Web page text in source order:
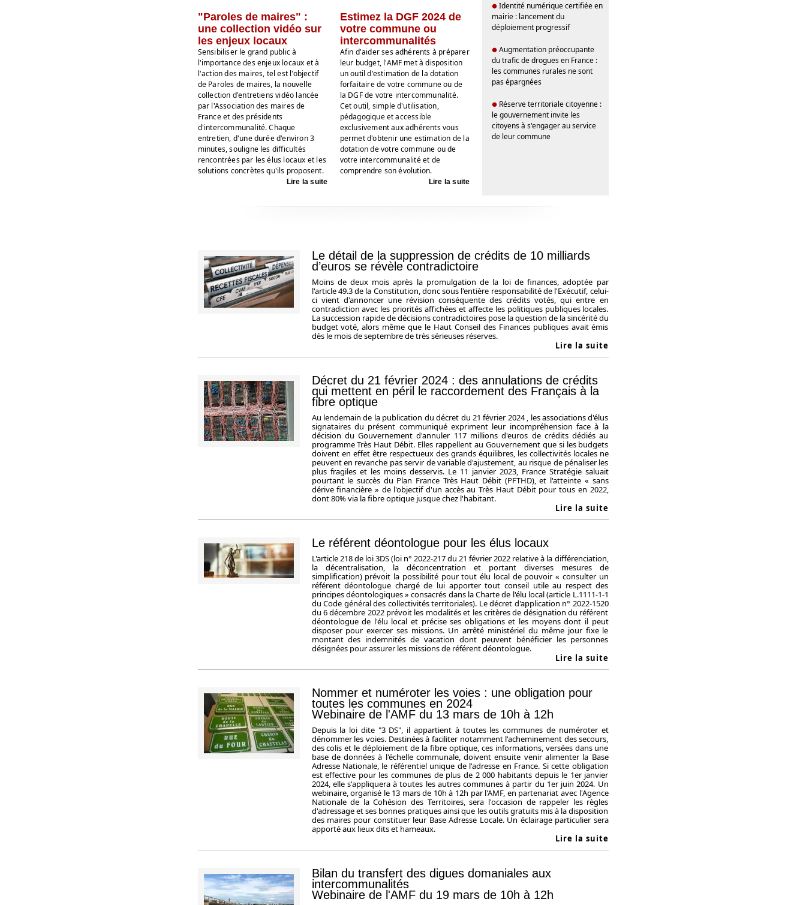
"Paroles de maires" :
une collection vidéo sur
les enjeux locaux
Sensibiliser le grand public à
l'importance des enjeux locaux et à
l'action des maires, tel est l'objectif
de Paroles de maires, la nouvelle
collection d'entretiens vidéo lancée
par l'Association des maires de
France et des présidents
d'intercommunalité. Chaque
entretien, d'une durée d'environ 3
minutes, souligne les difficultés
rencontrées par les élus locaux et les
solutions concrètes qu'ils proposent.
Lire la suite
Estimez la DGF 2024 de
votre commune ou
intercommunalités
Afin d'aider ses adhérents à préparer
leur budget, l'AMF met à disposition
un outil d'estimation de la dotation
forfaitaire de votre commune ou de
la DGF de votre intercommunalité.
Cet outil, simple d'utilisation,
pédagogique et accessible
exclusivement aux adhérents vous
permet d'obtenir une estimation de la
dotation de votre commune ou de
votre intercommunalité et de
comprendre son évolution.
Lire la suite
● Identité numérique certifiée en
mairie : lancement du
déploiement progressif
● Augmentation préoccupante
du trafic de drogues en France :
les communes rurales ne sont
pas épargnées
● Réserve territoriale citoyenne :
le gouvernement invite les
citoyens à s'engager au service
de leur commune
Le détail de la suppression de crédits de 10 milliards
d’euros se révèle contradictoire
Moins de deux mois après la promulgation de la loi de finances, adoptée par
l'article 49.3 de la Constitution, donc sous l'entière responsabilité de l'Exécutif, celui-
ci vient d'annoncer une révision conséquente des crédits votés, qui entre en
contradiction avec les priorités affichées et affecte les politiques publiques locales.
La succession rapide de décisions contradictoires pose la question de la sincérité du
budget voté, alors même que le Haut Conseil des Finances publiques avait émis
dès le mois de septembre de très sérieuses réserves.
Lire la suite
Décret du 21 février 2024 : des annulations de crédits
qui mettent en péril le raccordement des Français à la
fibre optique
Au lendemain de la publication du décret du 21 février 2024 , les associations d'élus
signataires du présent communiqué expriment leur incompréhension face à la
décision du Gouvernement d'annuler 117 millions d'euros de crédits dédiés au
programme Très Haut Débit. Elles rappellent au Gouvernement que si les budgets
doivent en effet être respectueux des grands équilibres, les collectivités locales ne
peuvent en revanche pas servir de variable d'ajustement, au risque de pénaliser les
plus fragiles et les moins desservis. Le 11 janvier 2023, France Stratégie saluait
pourtant le succès du Plan France Très Haut Débit (PFTHD), et l'atteinte « sans
dérive financière » de l'objectif d'un accès au Très Haut Débit pour tous en 2022,
dont 80% via la fibre optique jusque chez l'habitant.
Lire la suite
Le référent déontologue pour les élus locaux
L'article 218 de loi 3DS (loi n° 2022-217 du 21 février 2022 relative à la différenciation,
la décentralisation, la déconcentration et portant diverses mesures de
simplification) prévoit la possibilité pour tout élu local de pouvoir « consulter un
référent déontologue chargé de lui apporter tout conseil utile au respect des
principes déontologiques » consacrés dans la Charte de l'élu local (article L.1111-1-1
du Code général des collectivités territoriales). Le décret d'application n° 2022-1520
du 6 décembre 2022 prévoit les modalités et les critères de désignation du référent
déontologue de l'élu local et précise ses obligations et les moyens dont il peut
disposer pour exercer ses missions. Un arrêté ministériel du même jour fixe le
montant des indemnités de vacation dont peuvent bénéficier les personnes
désignées pour assurer les missions de référent déontologue.
Lire la suite
Nommer et numéroter les voies : une obligation pour
toutes les communes en 2024
Webinaire de l'AMF du 13 mars de 10h à 12h
Depuis la loi dite "3 DS", il appartient à toutes les communes de numéroter et
dénommer les voies. Destinées à faciliter notamment l'acheminement des secours,
des colis et le déploiement de la fibre optique, ces informations, versées dans une
base de données à l'échelle communale, doivent ensuite venir alimenter la Base
Adresse Nationale, le référentiel unique de l'adresse en France. Si cette obligation
est effective pour les communes de plus de 2 000 habitants depuis le 1er janvier
2024, elle s'appliquera à toutes les autres communes à partir du 1er juin 2024. Un
webinaire, organisé le 13 mars de 10h à 12h par l'AMF, en partenariat avec l'Agence
Nationale de la Cohésion des Territoires, sera l'occasion de rappeler les règles
d'adressage et ses bonnes pratiques ainsi que les outils gratuits mis à la disposition
des maires pour constituer leur Base Adresse Locale. Un éclairage particulier sera
apporté aux lieux dits et hameaux.
Lire la suite
Bilan du transfert des digues domaniales aux
intercommunalités
Webinaire de l'AMF du 19 mars de 10h à 12h